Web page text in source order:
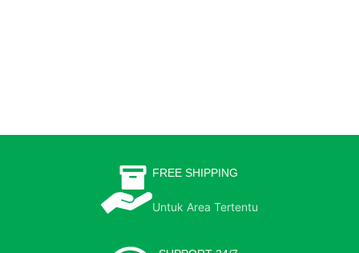
FREE SHIPPING
Untuk Area Tertentu